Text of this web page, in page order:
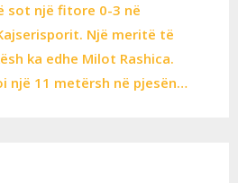
sot një fitore 0-3 në
Një meritë të
ka edhe Milot Rashica.
një 11 metërsh në pjesën…